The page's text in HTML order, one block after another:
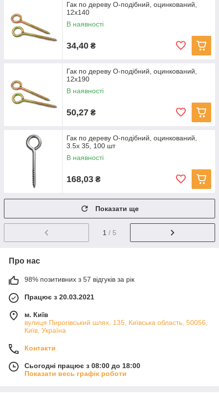
Гак по дереву О-подібний, оцинкований,
12x140
В наявності
34,40 ₴
Гак по дереву О-подібний, оцинкований,
12x190
В наявності
50,27 ₴
Гак по дереву О-подібний, оцинкований,
3.5x 35, 100 шт
В наявності
168,03 ₴
Показати ще
1 / 5
Про нас
98% позитивних з 57 відгуків за рік
Працює з 20.03.2021
м. Київ
вулиця Пирогівський шлях, 135, Київська область, 50056,
Київ, Україна
Контакти
Сьогодні працює з 08:00 до 18:00
Показати весь графік роботи